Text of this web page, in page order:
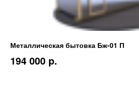
Металлическая бытовка Бж-01 П
194 000 p.